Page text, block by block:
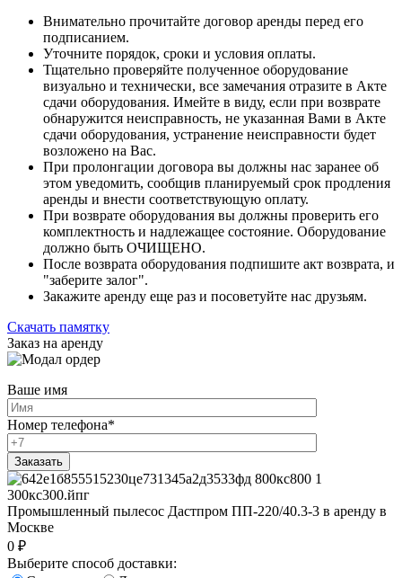
Внимательно прочитайте договор аренды перед его
подписанием.
Уточните порядок, сроки и условия оплаты.
Тщательно проверяйте полученное оборудование
визуально и технически, все замечания отразите в Акте
сдачи оборудования. Имейте в виду, если при возврате
обнаружится неисправность, не указанная Вами в Акте
сдачи оборудования, устранение неисправности будет
возложено на Вас.
При пролонгации договора вы должны нас заранее об
этом уведомить, сообщив планируемый срок продления
аренды и внести соответствующую оплату.
При возврате оборудования вы должны проверить его
комплектность и надлежащее состояние. Оборудование
должно быть ОЧИЩЕНО.
После возврата оборудования подпишите акт возврата, и
"заберите залог".
Закажите аренду еще раз и посоветуйте нас друзьям.
Скачать памятку
Заказ на аренду
Ваше имя
Номер телефона*
Промышленный пылесос Дастпром ПП-220/40.3-3 в аренду в
Москве
0 ₽
Выберите способ доставки: